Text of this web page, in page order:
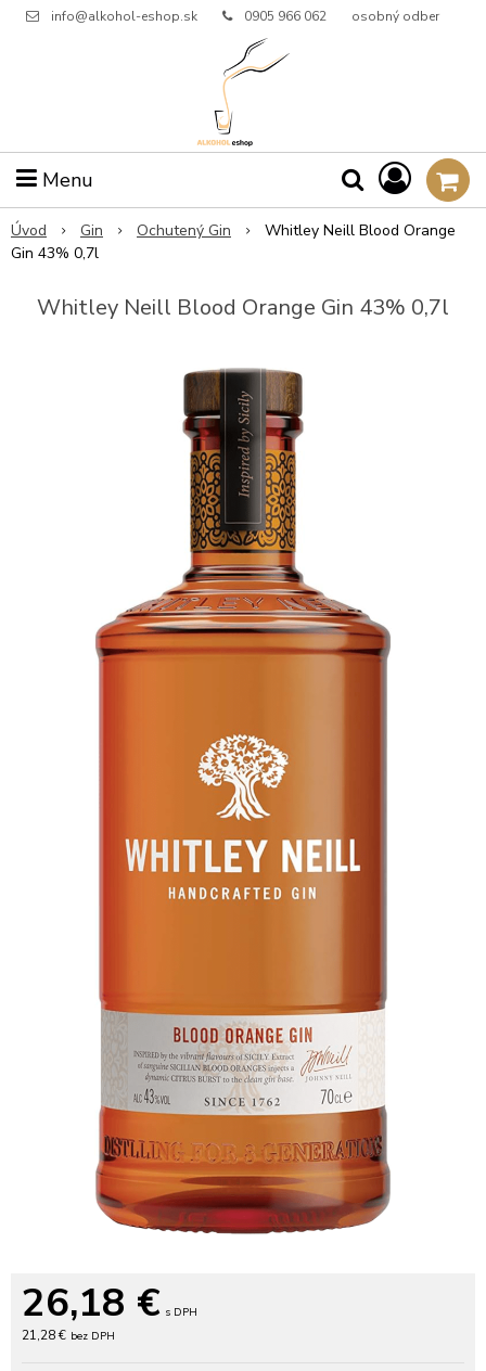
info@alkohol-eshop.sk 0905 966 062 osobný odber
Menu
Úvod Gin Ochutený Gin
Whitley Neill Blood Orange
Gin 43% 0,7l
Whitley Neill Blood Orange Gin 43% 0,7l
26,18 € s DPH
21,28 € bez DPH